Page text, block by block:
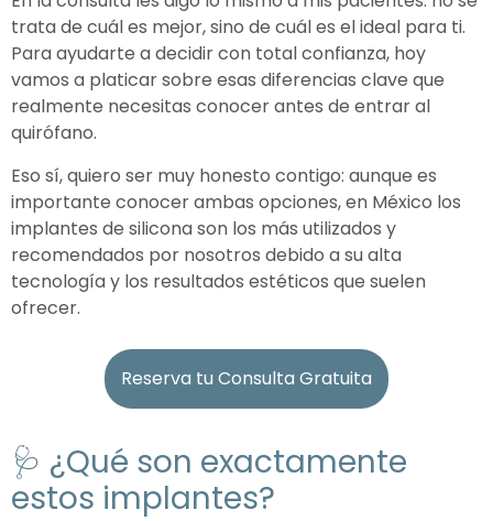
trata de cuál es mejor, sino de cuál es el ideal para ti.
Para ayudarte a decidir con total confianza, hoy
vamos a platicar sobre esas diferencias clave que
realmente necesitas conocer antes de entrar al
quirófano.
Eso sí, quiero ser muy honesto contigo: aunque es
importante conocer ambas opciones, en México los
implantes de silicona son los más utilizados y
recomendados por nosotros debido a su alta
tecnología y los resultados estéticos que suelen
ofrecer.
Reserva tu Consulta Gratuita
🩺 ¿Qué son exactamente
estos implantes?